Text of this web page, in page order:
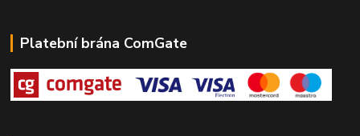
Platební brána ComGate